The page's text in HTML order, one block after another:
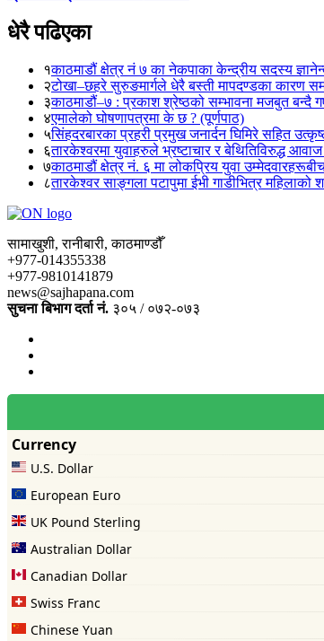
धेरै पढिएका
१काठमाडौं क्षेत्र नं ७ का नेकपाका केन्द्रीय सदस्य
२टोखा–छहरे सुरुङमार्गले धेरै बस्ती मापदण्डका कारण
३काठमाडौं–७ : प्रकाश श्रेष्ठको सम्भावना मजबुत बन्दै
४एमालेको घोषणापत्रमा के छ ? (पूर्णपाठ)
५सिंहदरबारका प्रहरी प्रमुख जनार्दन घिमिरे सहित
६तारकेश्वरमा युवाहरुले भ्रष्टाचार र बेथितिविरुद्ध आवाज
७काठमाडौं क्षेत्र नं. ६ मा लोकप्रिय युवा
८तारकेश्वर साङ्गला पटापुमा ईभी गाडीभित्र
सामाखुशी, रानीबारी, काठमाण्डौँ
+977-014355338
+977-9810141879
news@sajhapana.com
सुचना बिभाग दर्ता नं. ३०५ / ०७२-०७३